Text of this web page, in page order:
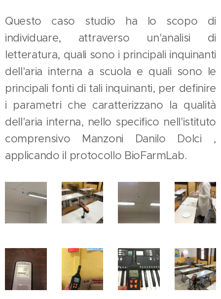
Questo caso studio ha lo scopo di
individuare, attraverso un'analisi di
letteratura, quali sono i principali inquinanti
dell'aria interna a scuola e quali sono le
principali fonti di tali inquinanti, per definire
i parametri che caratterizzano la qualità
dell'aria interna, nello specifico nell'istituto
comprensivo Manzoni Danilo Dolci ,
applicando il protocollo BioFarmLab.